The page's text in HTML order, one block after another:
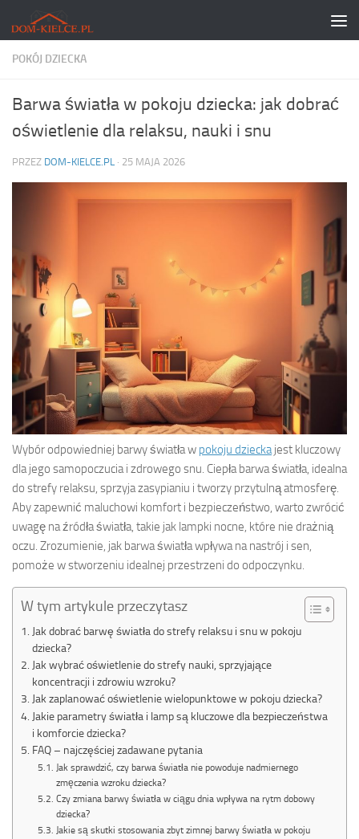
Skip to content
POKÓJ DZIECKA
Barwa światła w pokoju dziecka: jak dobrać
oświetlenie dla relaksu, nauki i snu
PRZEZ DOM-KIELCE.PL · 25 MAJA 2026
Wybór odpowiedniej barwy światła w pokoju dziecka jest kluczowy
dla jego samopoczucia i zdrowego snu. Ciepła barwa światła, idealna
do strefy relaksu, sprzyja zasypianiu i tworzy przytulną atmosferę.
Aby zapewnić maluchowi komfort i bezpieczeństwo, warto zwrócić
uwagę na źródła światła, takie jak lampki nocne, które nie drażnią
oczu. Zrozumienie, jak barwa światła wpływa na nastrój i sen,
pomoże w stworzeniu idealnej przestrzeni do odpoczynku.
W tym artykule przeczytasz
Jak dobrać barwę światła do strefy relaksu i snu w pokoju
dziecka?
Jak wybrać oświetlenie do strefy nauki, sprzyjające
koncentracji i zdrowiu wzroku?
Jak zaplanować oświetlenie wielopunktowe w pokoju dziecka?
Jakie parametry światła i lamp są kluczowe dla bezpieczeństwa
i komforcie dziecka?
FAQ – najczęściej zadawane pytania
Jak sprawdzić, czy barwa światła nie powoduje nadmiernego
zmęczenia wzroku dziecka?
Czy zmiana barwy światła w ciągu dnia wpływa na rytm dobowy
dziecka?
Jakie są skutki stosowania zbyt zimnej barwy światła w pokoju